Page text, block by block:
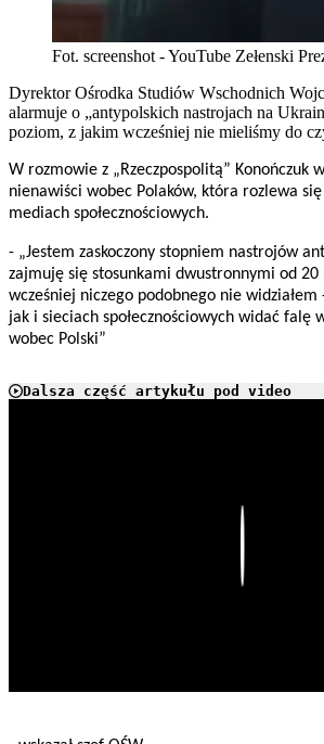
Fot. screenshot - YouTube Zełenski
Dyrektor Ośrodka Studiów Wschodnich
alarmuje o „antypolskich nastrojach na
poziom, z jakim wcześniej nie mieliśmy do
W rozmowie z „Rzeczpospolitą” Konończuk
nienawiści wobec Polaków, która rozlewa
mediach społecznościowych.
- „Jestem zaskoczony stopniem nastrojów
zajmuję się stosunkami dwustronnymi od
wcześniej niczego podobnego nie
jak i sieciach społecznościowych widać falę
wobec Polski”
Dalsza część artykułu pod video